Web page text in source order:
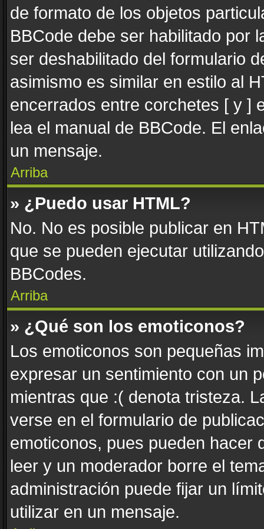
de formato de los objetos
BBCode debe ser habilitado por
ser deshabilitado del formulario
asimismo es similar en estilo al
encerrados entre corchetes [ y ]
lea el manual de BBCode. El
un mensaje.
Arriba
» ¿Puedo usar HTML?
No. No es posible publicar en
que se pueden ejecutar
BBCodes.
Arriba
» ¿Qué son los emoticonos?
Los emoticonos son pequeñas
expresar un sentimiento con un
mientras que :( denota tristeza.
verse en el formulario de
emoticonos, pues pueden hacer
leer y un moderador borre el
administración puede fijar un
utilizar en un mensaje.